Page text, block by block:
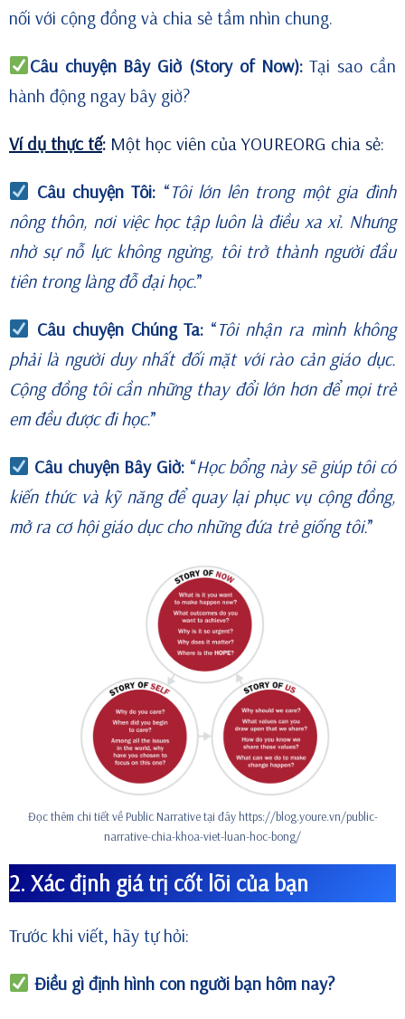
nối với cộng đồng và chia sẻ tầm nhìn chung.
Câu chuyện Bây Giờ (Story of Now):Tại sao cần
hành động ngay bây giờ?
Ví dụ thực tế: Một học viên của YOUREORG chia sẻ:
Câu chuyện Tôi: “Tôi lớn lên trong một gia đình
nông thôn, nơi việc học tập luôn là điều xa xỉ. Nhưng
nhờ sự nỗ lực không ngừng, tôi trở thành người đầu
tiên trong làng đỗ đại học.”
Câu chuyện Chúng Ta: “Tôi nhận ra mình không
phải là người duy nhất đối mặt với rào cản giáo dục.
Cộng đồng tôi cần những thay đổi lớn hơn để mọi trẻ
em đều được đi học.”
Câu chuyện Bây Giờ: “Học bổng này sẽ giúp tôi có
kiến thức và kỹ năng để quay lại phục vụ cộng đồng,
mở ra cơ hội giáo dục cho những đứa trẻ giống tôi.”
Đọc thêm chi tiết về Public Narrative tại đây https://blog.youre.vn/public-
narrative-chia-khoa-viet-luan-hoc-bong/
2. Xác định giá trị cốt lõi của bạn
Trước khi viết, hãy tự hỏi:
Điều gì định hình con người bạn hôm nay?